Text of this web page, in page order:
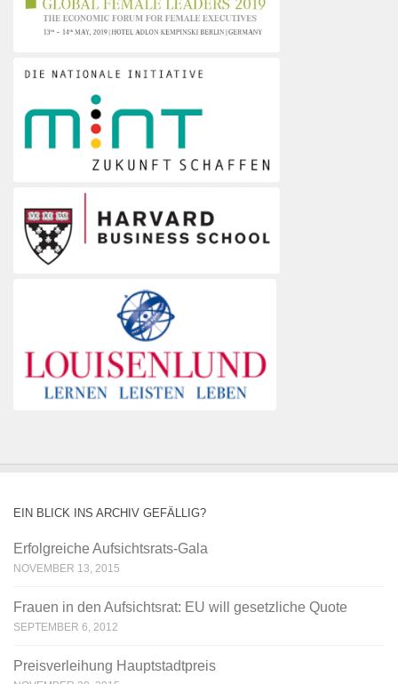
EIN BLICK INS ARCHIV GEFÄLLIG?
Erfolgreiche Aufsichtsrats-Gala
NOVEMBER 13, 2015
Frauen in den Aufsichtsrat: EU will gesetzliche Quote
SEPTEMBER 6, 2012
Preisverleihung Hauptstadtpreis